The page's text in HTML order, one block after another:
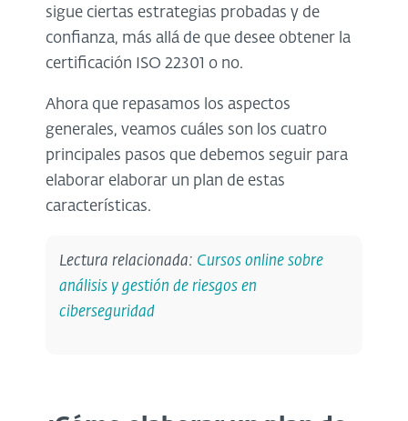
sigue ciertas estrategias probadas y de
confianza, más allá de que desee obtener la
certificación ISO 22301 o no.
Ahora que repasamos los aspectos
generales, veamos cuáles son los cuatro
principales pasos que debemos seguir para
elaborar elaborar un plan de estas
características.
Lectura relacionada: Cursos online sobre
análisis y gestión de riesgos en
ciberseguridad